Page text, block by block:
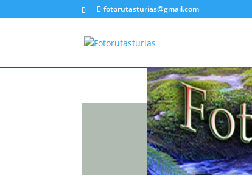
fotorutasturias@gmail.com